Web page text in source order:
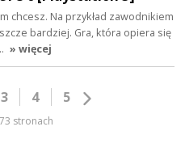
chcesz. Na przykład zawodnikiem
bardziej. Gra, która opiera się
» więcej
3 4 5
stronach